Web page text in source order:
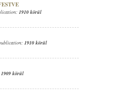
1910 körül
1910 körül
1909 körül